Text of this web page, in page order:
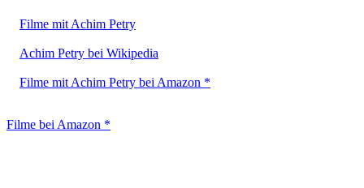
Filme mit Achim Petry
Achim Petry bei Wikipedia
Filme mit Achim Petry bei Amazon *
Filme bei Amazon *